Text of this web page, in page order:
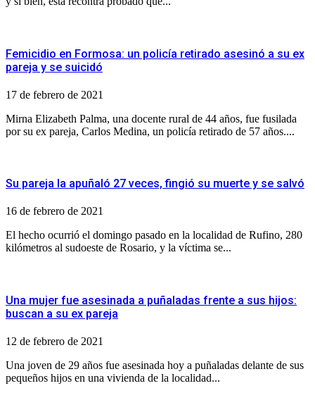
Femicidio en Formosa: un policía retirado asesinó a su ex
pareja y se suicidó
17 de febrero de 2021
Mirna Elizabeth Palma, una docente rural de 44 años, fue fusilada
por su ex pareja, Carlos Medina, un policía retirado de 57 años....
Su pareja la apuñaló 27 veces, fingió su muerte y se salvó
16 de febrero de 2021
El hecho ocurrió el domingo pasado en la localidad de Rufino, 280
kilómetros al sudoeste de Rosario, y la víctima se...
Una mujer fue asesinada a puñaladas frente a sus hijos:
buscan a su ex pareja
12 de febrero de 2021
Una joven de 29 años fue asesinada hoy a puñaladas delante de sus
pequeños hijos en una vivienda de la localidad...